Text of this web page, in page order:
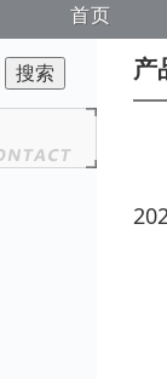
首页
产